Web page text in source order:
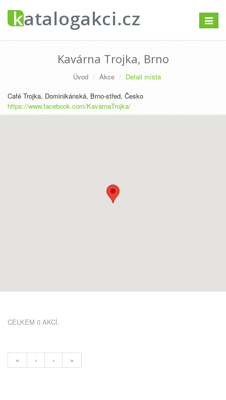
Kavárna Trojka, Brno
Úvod Akce
Detail místa
Café Trojka, Dominikánská, Brno-střed, Česko
https://www.facebook.com/KavarnaTrojka/
CELKEM 0 AKCÍ.
« ‹ › »